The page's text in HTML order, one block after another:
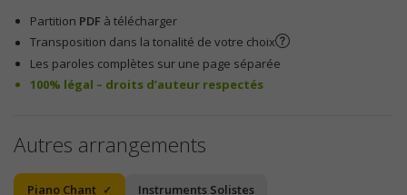
Partition PDF à télécharger
Transposition dans la tonalité de votre choix
Les paroles complètes sur une page séparée
100% légal – droits d’auteur respectés
Autres arrangements
Piano Chant Instruments Solistes